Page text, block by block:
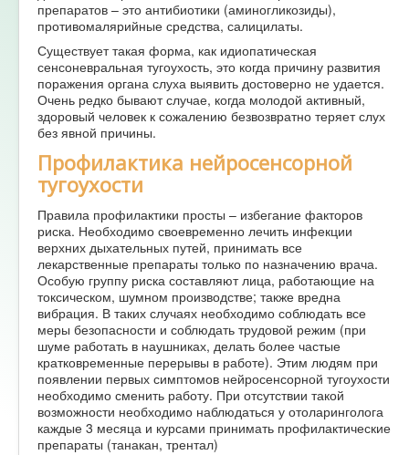
препаратов – это антибиотики (аминогликозиды),
противомалярийные средства, салицилаты.
Существует такая форма, как идиопатическая
сенсоневральная тугоухость, это когда причину развития
поражения органа слуха выявить достоверно не удается.
Очень редко бывают случае, когда молодой активный,
здоровый человек к сожалению безвозвратно теряет слух
без явной причины.
Профилактика нейросенсорной
тугоухости
Правила профилактики просты – избегание факторов
риска. Необходимо своевременно лечить инфекции
верхних дыхательных путей, принимать все
лекарственные препараты только по назначению врача.
Особую группу риска составляют лица, работающие на
токсическом, шумном производстве; также вредна
вибрация. В таких случаях необходимо соблюдать все
меры безопасности и соблюдать трудовой режим (при
шуме работать в наушниках, делать более частые
кратковременные перерывы в работе). Этим людям при
появлении первых симптомов нейросенсорной тугоухости
необходимо сменить работу. При отсутствии такой
возможности необходимо наблюдаться у отоларинголога
каждые 3 месяца и курсами принимать профилактические
препараты (танакан, трентал)